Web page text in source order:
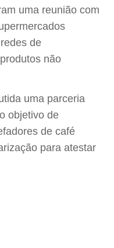
uma reunião com
de
não
uma parceria
objetivo de
de café
para atestar